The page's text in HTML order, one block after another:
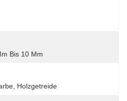
Bis 10 Mm
Holzgetreide